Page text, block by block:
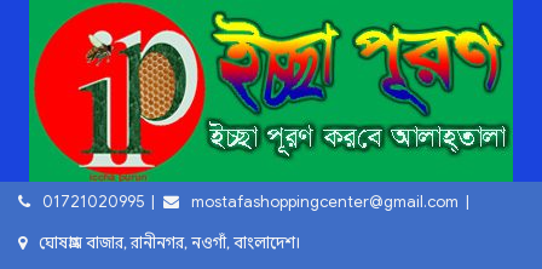
content
01721020995
mostafashoppingcenter@gmail.com
ঘোষগ্রাম বাজার, রানীনগর, নওগাঁ, বাংলাদেশ।